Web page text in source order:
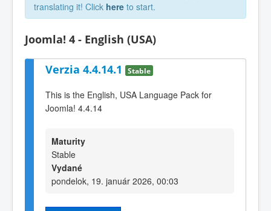
translating it! Click here to start.
Joomla! 4 - English (USA)
Verzia 4.4.14.1 Stable
This is the English, USA Language Pack for
Joomla! 4.4.14
Maturity
Stable
Vydané
pondelok, 19. január 2026, 00:03